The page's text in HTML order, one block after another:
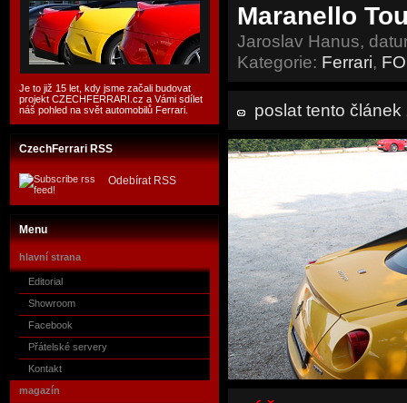
Je to již 15 let, kdy jsme začali budovat
projekt CZECHFERRARI.cz a Vámi sdílet
náš pohled na svět automobilů Ferrari.
CzechFerrari RSS
Odebírat RSS
Menu
hlavní strana
Editorial
Showroom
Facebook
Přátelské servery
Kontakt
magazín
Maranello
Jaroslav Hanus,
Kategorie: Ferrari,
poslat tento